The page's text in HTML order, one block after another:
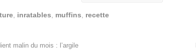
inratables muffins recette
malin du mois : l’argile